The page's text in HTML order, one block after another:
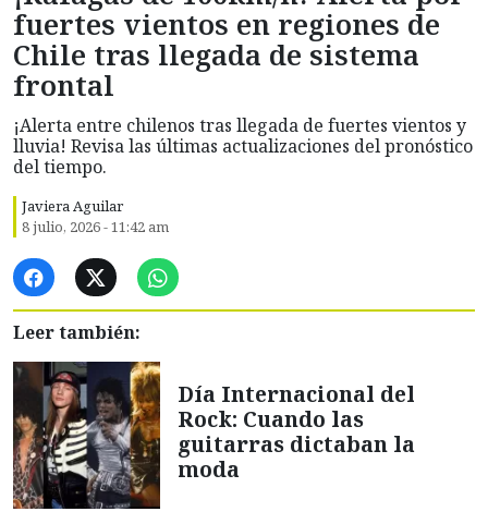
fuertes vientos en regiones de
Chile tras llegada de sistema
frontal
¡Alerta entre chilenos tras llegada de fuertes vientos y
lluvia! Revisa las últimas actualizaciones del pronóstico
del tiempo.
Javiera Aguilar
8 julio, 2026 - 11:42 am
Leer también:
Día Internacional del
Rock: Cuando las
guitarras dictaban la
moda